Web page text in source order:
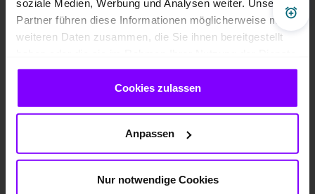
soziale Medien, Werbung und Analysen weiter. Unsere
Partner führen diese Informationen möglicherweise mit
weiteren Daten zusammen, die Sie ihnen bereitgestellt
gesammelt haben.
Cookies zulassen
Anpassen
Nur notwendige Cookies